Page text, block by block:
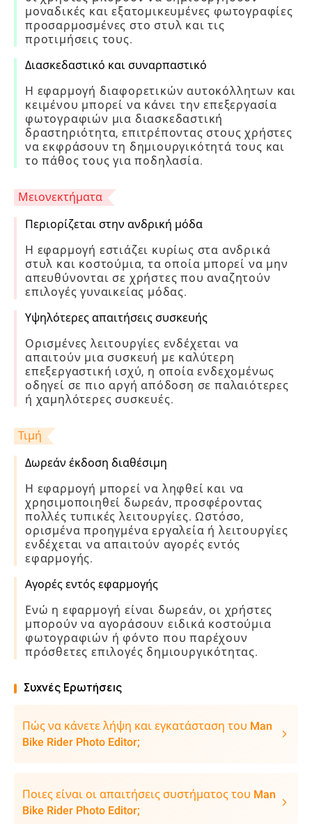
μοναδικές και εξατομικευμένες φωτογραφίες
προσαρμοσμένες στο στυλ και τις
προτιμήσεις τους.
Διασκεδαστικό και συναρπαστικό
Η εφαρμογή διαφορετικών αυτοκόλλητων και
κειμένου μπορεί να κάνει την επεξεργασία
φωτογραφιών μια διασκεδαστική
δραστηριότητα, επιτρέποντας στους χρήστες
να εκφράσουν τη δημιουργικότητά τους και
το πάθος τους για ποδηλασία.
Μειονεκτήματα
Περιορίζεται στην ανδρική μόδα
Η εφαρμογή εστιάζει κυρίως στα ανδρικά
στυλ και κοστούμια, τα οποία μπορεί να μην
απευθύνονται σε χρήστες που αναζητούν
επιλογές γυναικείας μόδας.
Υψηλότερες απαιτήσεις συσκευής
Ορισμένες λειτουργίες ενδέχεται να
απαιτούν μια συσκευή με καλύτερη
επεξεργαστική ισχύ, η οποία ενδεχομένως
οδηγεί σε πιο αργή απόδοση σε παλαιότερες
ή χαμηλότερες συσκευές.
Τιμή
Δωρεάν έκδοση διαθέσιμη
Η εφαρμογή μπορεί να ληφθεί και να
χρησιμοποιηθεί δωρεάν, προσφέροντας
πολλές τυπικές λειτουργίες. Ωστόσο,
ορισμένα προηγμένα εργαλεία ή λειτουργίες
ενδέχεται να απαιτούν αγορές εντός
εφαρμογής.
Αγορές εντός εφαρμογής
Ενώ η εφαρμογή είναι δωρεάν, οι χρήστες
μπορούν να αγοράσουν ειδικά κοστούμια
φωτογραφιών ή φόντο που παρέχουν
πρόσθετες επιλογές δημιουργικότητας.
Συχνές Ερωτήσεις
Πώς να κάνετε λήψη και εγκατάσταση του Man
Bike Rider Photo Editor;
Ποιες είναι οι απαιτήσεις συστήματος του Man
Bike Rider Photo Editor;